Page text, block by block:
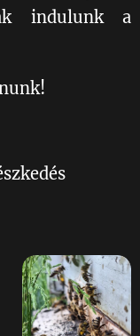
indulunk a
🥲